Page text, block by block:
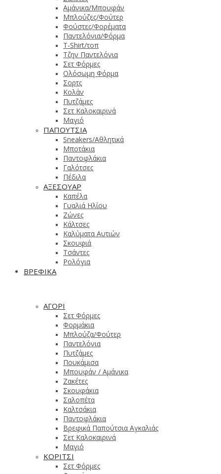
Αμάνικα/Μπουφάν
Μπλούζες/Φούτερ
Φούστες/Φορέματα
Παντελόνια/Φόρμα
T-Shirt/τοπ
Τζην Παντελόνια
Σετ Φόρμες
Ολόσωμη Φόρμα
Σορτς
Κολάν
Πυτζάμες
Σετ Καλοκαιρινά
Μαγιό
ΠΑΠΟΥΤΣΙΑ
Sneakers/Αθλητικά
Μποτάκια
Παντοφλάκια
Γαλότσες
Πέδιλα
ΑΞΕΣΟΥΑΡ
Καπέλα
Γυαλιά Ηλίου
Ζώνες
Κάλτσες
Καλύματα Αυτιών
Σκουφιά
Τσάντες
Ρολόγια
ΒΡΕΦΙΚΑ
ΑΓΟΡΙ
Σετ Φόρμες
Φορμάκια
Μπλούζα/Φούτερ
Παντελόνια
Πυτζάμες
Πουκάμισα
Μπουφάν / Αμάνικα
Ζακέτες
Σκουφάκια
Σαλοπέτα
Καλτσάκια
Παντοφλάκια
Βρεφικά Παπούτσια Αγκαλιάς
Σετ Καλοκαιρινά
Μαγιό
ΚΟΡΙΤΣΙ
Σετ Φόρμες